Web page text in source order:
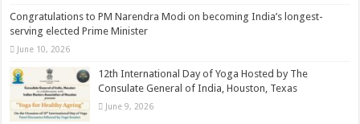
Congratulations to PM Narendra Modi on becoming India’s longest-
serving elected Prime Minister
June 10, 2026
12th International Day of Yoga Hosted by The
Consulate General of India, Houston, Texas
June 9, 2026